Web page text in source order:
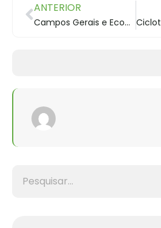
ANTERIOR
Campos Gerais e Ecoaventuras